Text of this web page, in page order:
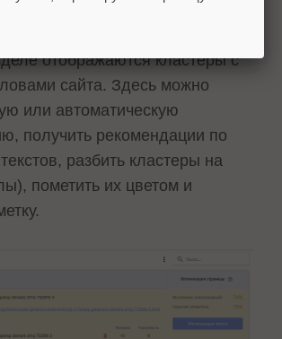
страниц
отображаются кластеры с
сайта. Здесь можно
или автоматическую
получить рекомендации по
разбить кластеры на
пометить их цветом и